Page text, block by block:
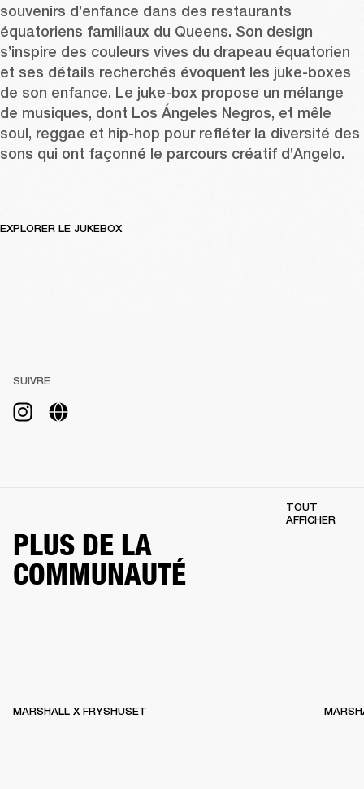
souvenirs d’enfance dans des restaurants
équatoriens familiaux du Queens. Son design
s’inspire des couleurs vives du drapeau équatorien
et ses détails recherchés évoquent les juke-boxes
de son enfance. Le juke-box propose un mélange
de musiques, dont Los Ángeles Negros, et mêle
soul, reggae et hip-hop pour refléter la diversité des
sons qui ont façonné le parcours créatif d’Angelo.
EXPLORER LE JUKEBOX
SUIVRE
PLUS DE LA
COMMUNAUTÉ
TOUT
AFFICHER
MARSHALL X FRYSHUSET